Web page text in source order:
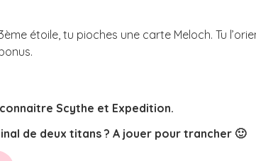
étoile, tu pioches une carte Meloch. Tu
Scythe et Expedition.
de deux titans ? A jouer pour trancher 🙂